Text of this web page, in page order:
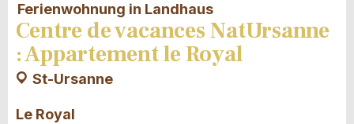
Ferienwohnung in Landhaus
Centre de vacances NatUrsanne
: Appartement le Royal
St-Ursanne
Le Royal